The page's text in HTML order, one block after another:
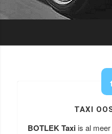
TAXI
BOTLEK Taxi is al